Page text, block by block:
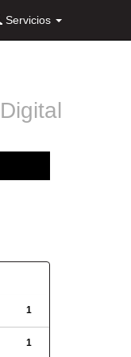
Servicios
Digital
1
1